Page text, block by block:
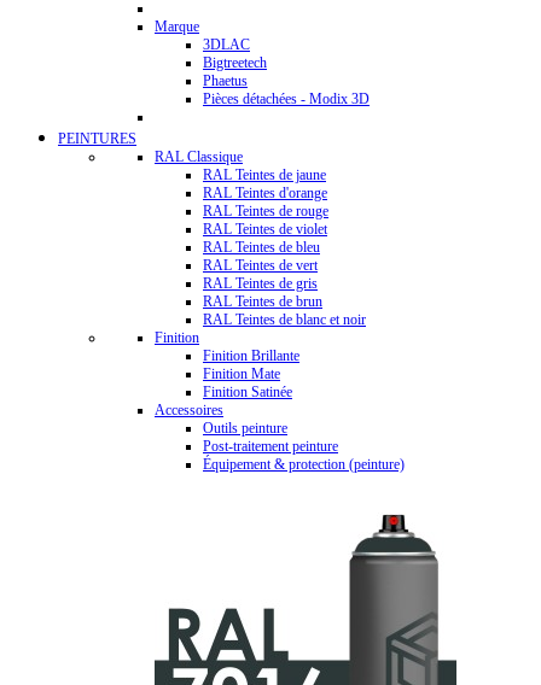
Marque
3DLAC
Bigtreetech
Phaetus
Pièces détachées - Modix 3D
PEINTURES
RAL Classique
RAL Teintes de jaune
RAL Teintes d'orange
RAL Teintes de rouge
RAL Teintes de violet
RAL Teintes de bleu
RAL Teintes de vert
RAL Teintes de gris
RAL Teintes de brun
RAL Teintes de blanc et noir
Finition
Finition Brillante
Finition Mate
Finition Satinée
Accessoires
Outils peinture
Post-traitement peinture
Équipement & protection (peinture)